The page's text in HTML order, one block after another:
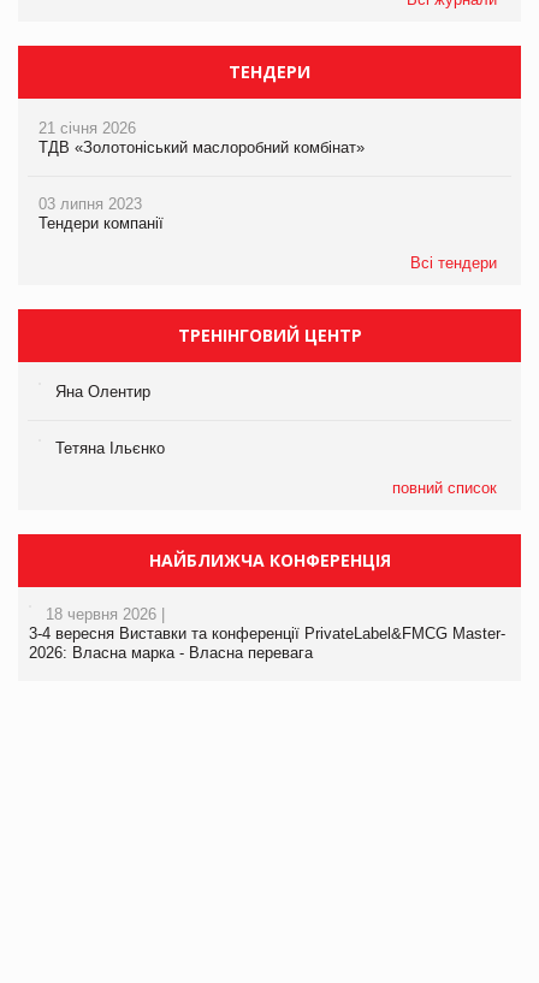
ТЕНДЕРИ
21 січня 2026
ТДВ «Золотоніський маслоробний комбінат»
03 липня 2023
Тендери компанії
Всі тендери
ТРЕНІНГОВИЙ ЦЕНТР
Яна Олентир
Тетяна Ільєнко
повний список
НАЙБЛИЖЧА КОНФЕРЕНЦІЯ
18 червня 2026 |
3-4 вересня Виставки та конференції PrivateLabel&FMCG Master-
2026: Власна марка - Власна перевага